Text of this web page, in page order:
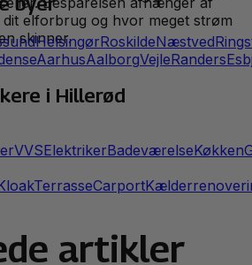
elforbrug og hvor meget strøm
skinner.
HelsingørRoskildeNæstved
AarhusAalborgVejleRanders
i Hillerød
VVSElektrikerBadeværelseKøkken
TerrasseCarport
artikler